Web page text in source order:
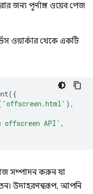
জন্য পূর্ণাঙ্গ ওয়েব পেজ
ওয়ার্কার থেকে একটি
({
'offscreen.html' ),
API' ,
সম্পাদন করুন যা
উদাহরণস্বরূপ, আপনি